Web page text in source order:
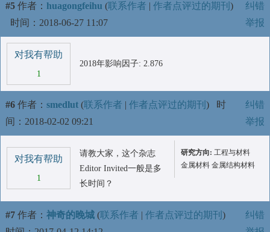
#5 作者： huagongfeihu (联系作者 | 作者点评过的期刊 )
时间：2018-06-27 11:07
纠错
举报
对我有帮助
1
2018年影响因子: 2.876
#6 作者： smedlut (联系作者 | 作者点评过的期刊 ) 时
间：2018-02-02 09:21
纠错
举报
对我有帮助
1
请教大家，这个杂志
Editor Invited一般是多
长时间？
研究方向: 工程与材料
金属材料 金属结构材料
#7 作者： 神奇的晚城 (联系作者 | 作者点评过的期刊 )
纠错